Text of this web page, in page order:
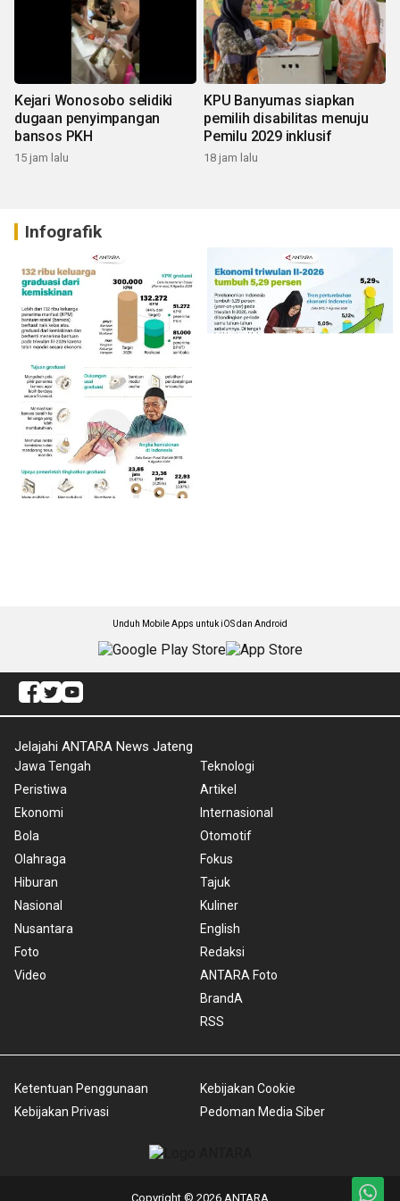
Kejari Wonosobo selidiki
dugaan penyimpangan
bansos PKH
15 jam lalu
KPU Banyumas siapkan
pemilih disabilitas menuju
Pemilu 2029 inklusif
18 jam lalu
Infografik
Unduh Mobile Apps untuk iOS dan Android
Jelajahi ANTARA News Jateng
Jawa Tengah
Peristiwa
Ekonomi
Bola
Olahraga
Hiburan
Nasional
Nusantara
Foto
Video
Teknologi
Artikel
Internasional
Otomotif
Fokus
Tajuk
Kuliner
English
Redaksi
ANTARA Foto
BrandA
RSS
Ketentuan Penggunaan
Kebijakan Privasi
Kebijakan Cookie
Pedoman Media Siber
Copyright © 2026 ANTARA